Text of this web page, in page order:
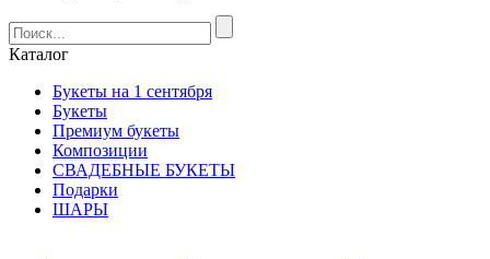
Каталог
Букеты на 1 сентября
Букеты
Премиум букеты
Композиции
СВАДЕБНЫЕ БУКЕТЫ
Подарки
ШАРЫ